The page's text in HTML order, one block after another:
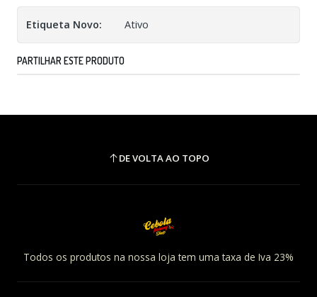
Etiqueta Novo: Ativo
PARTILHAR ESTE PRODUTO
DE VOLTA AO TOPO
Todos os produtos na nossa loja tem uma taxa de Iva 23%